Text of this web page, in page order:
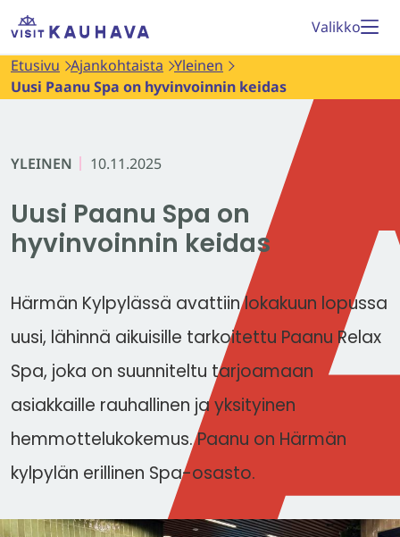
Siirry
Etusivu
Valikko
Etusivu Ajankohtaista Yleinen
Uusi Paanu Spa on hyvinvoinnin keidas
YLEINEN 10.11.2025
Uusi Paanu Spa on
hyvinvoinnin keidas
Härmän Kylpylässä avattiin lokakuun lopussa
uusi, lähinnä aikuisille tarkoitettu Paanu Relax
Spa, joka on suunniteltu tarjoamaan
asiakkaille rauhallinen ja yksityinen
hemmottelukokemus. Paanu on Härmän
kylpylän erillinen Spa-osasto.